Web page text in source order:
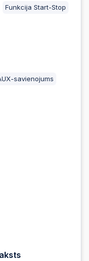
Funkcija Start-Stop
savienojums